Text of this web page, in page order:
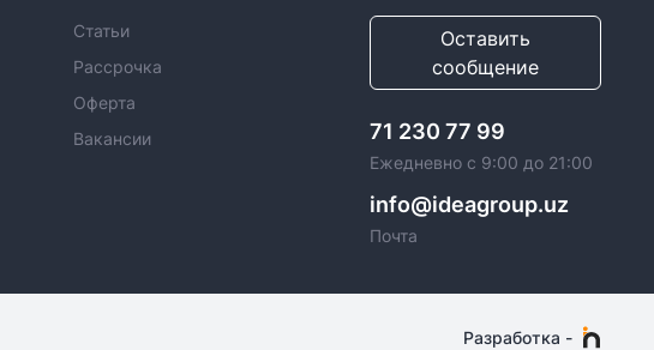
Статьи
Рассрочка
Оферта
Вакансии
Оставить
сообщение
71 230 77 99
Ежедневно с 9:00 до 21:00
info@ideagroup.uz
Почта
Разработка -